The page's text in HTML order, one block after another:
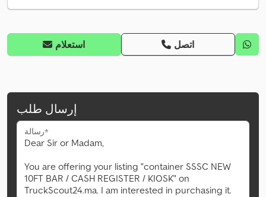
استعلام اتصل
إرسال طلب
رسالة*